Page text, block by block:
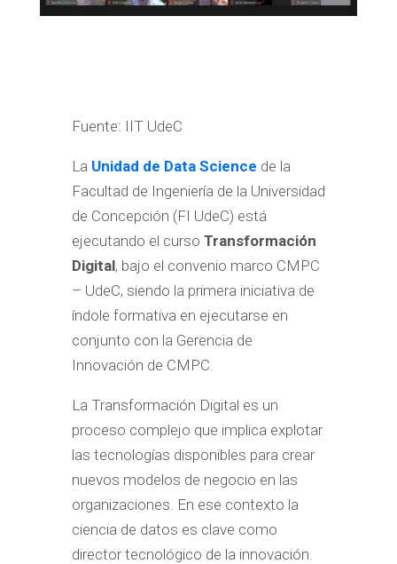
Fuente: IIT UdeC
La Unidad de Data Science de la
Facultad de Ingeniería de la Universidad
de Concepción (FI UdeC) está
ejecutando el curso Transformación
Digital, bajo el convenio marco CMPC
– UdeC, siendo la primera iniciativa de
índole formativa en ejecutarse en
conjunto con la Gerencia de
Innovación de CMPC.
La Transformación Digital es un
proceso complejo que implica explotar
las tecnologías disponibles para crear
nuevos modelos de negocio en las
organizaciones. En ese contexto la
ciencia de datos es clave como
director tecnológico de la innovación.